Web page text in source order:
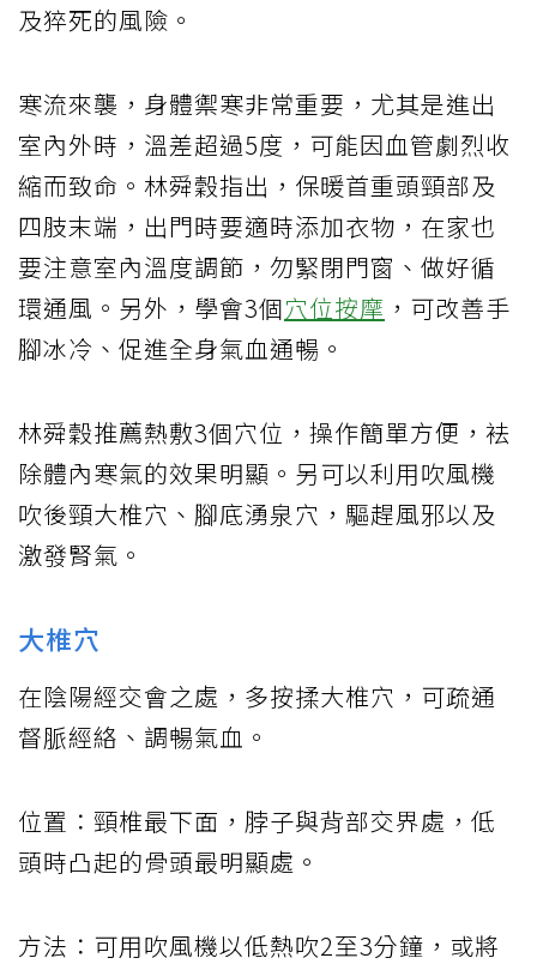
及猝死的風險。
寒流來襲，身體禦寒非常重要，尤其是進出
室內外時，溫差超過5度，可能因血管劇烈收
縮而致命。林舜穀指出，保暖首重頭頸部及
四肢末端，出門時要適時添加衣物，在家也
要注意室內溫度調節，勿緊閉門窗、做好循
環通風。另外，學會3個穴位按摩 ，可改善手
腳冰冷、促進全身氣血通暢。
林舜穀推薦熱敷3個穴位，操作簡單方便，袪
除體內寒氣的效果明顯。另可以利用吹風機
吹後頸大椎穴、腳底湧泉穴，驅趕風邪以及
激發腎氣。
大椎穴
在陰陽經交會之處，多按揉大椎穴，可疏通
督脈經絡、調暢氣血。
位置：頸椎最下面，脖子與背部交界處，低
頭時凸起的骨頭最明顯處。
方法：可用吹風機以低熱吹2至3分鐘，或將